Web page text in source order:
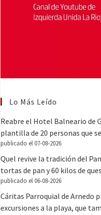
Lo Más Leído
Reabre el Hotel Balneario de
plantilla de 20 personas que
publicado el 07-08-2026
Quel revive la tradición del
tortas de pan y 60 kilos de
publicado el 06-08-2026
Cáritas Parroquial de Arnedo
excursiones a la playa, que